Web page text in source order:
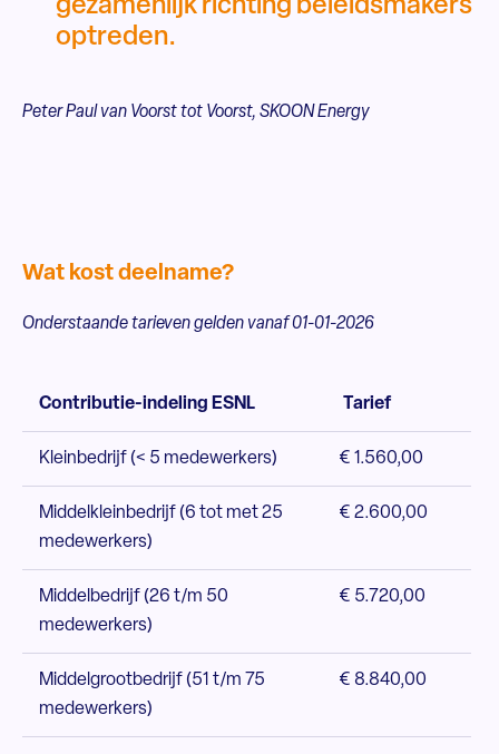
gezamenlijk richting beleidsmakers
optreden.
Peter Paul van Voorst tot Voorst, SKOON Energy
Wat kost deelname?
Onderstaande tarieven gelden vanaf 01-01-2026
Contributie-indeling ESNL Tarief
Kleinbedrijf (< 5 medewerkers) € 1.560,00
Middelkleinbedrijf (6 tot met 25
medewerkers)
€ 2.600,00
Middelbedrijf (26 t/m 50
medewerkers)
€ 5.720,00
Middelgrootbedrijf (51 t/m 75
medewerkers)
€ 8.840,00